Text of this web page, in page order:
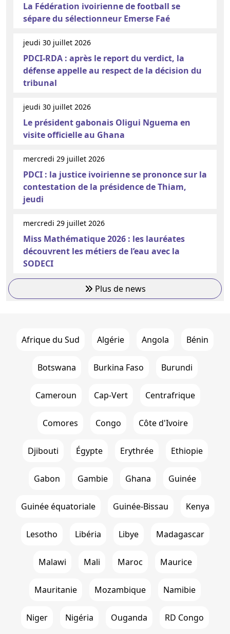
La Fédération ivoirienne de football se
sépare du sélectionneur Emerse Faé
jeudi 30 juillet 2026
PDCI-RDA : après le report du verdict, la
défense appelle au respect de la décision du
tribunal
jeudi 30 juillet 2026
Le président gabonais Oligui Nguema en
visite officielle au Ghana
mercredi 29 juillet 2026
PDCI : la justice ivoirienne se prononce sur la
contestation de la présidence de Thiam,
jeudi
mercredi 29 juillet 2026
Miss Mathématique 2026 : les lauréates
découvrent les métiers de l’eau avec la
SODECI
Plus de news
Afrique du Sud Algérie Angola Bénin
Botswana Burkina Faso Burundi
Cameroun Cap-Vert Centrafrique
Comores Congo Côte d'Ivoire
Djibouti Égypte Erythrée Ethiopie
Gabon Gambie Ghana Guinée
Guinée équatoriale Guinée-Bissau Kenya
Lesotho Libéria Libye Madagascar
Malawi Mali Maroc Maurice
Mauritanie Mozambique Namibie
Niger Nigéria Ouganda RD Congo